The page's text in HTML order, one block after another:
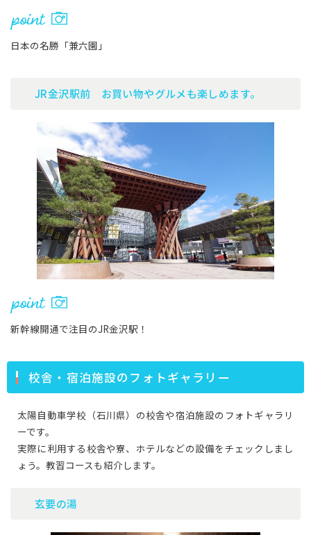
日本の名勝「兼六園」
JR金沢駅前 お買い物やグルメも楽しめます。
新幹線開通で注目のJR金沢駅！
校舎・宿泊施設のフォトギャラリー
太陽自動車学校（石川県）の校舎や宿泊施設のフォトギャラリ
ーです。
実際に利用する校舎や寮、ホテルなどの設備をチェックしまし
ょう。教習コースも紹介します。
玄要の湯